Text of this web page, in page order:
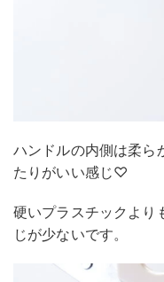
ハンドルの内側は柔ら
たりがいい感じ♡
硬いプラスチックより
じが少ないです。